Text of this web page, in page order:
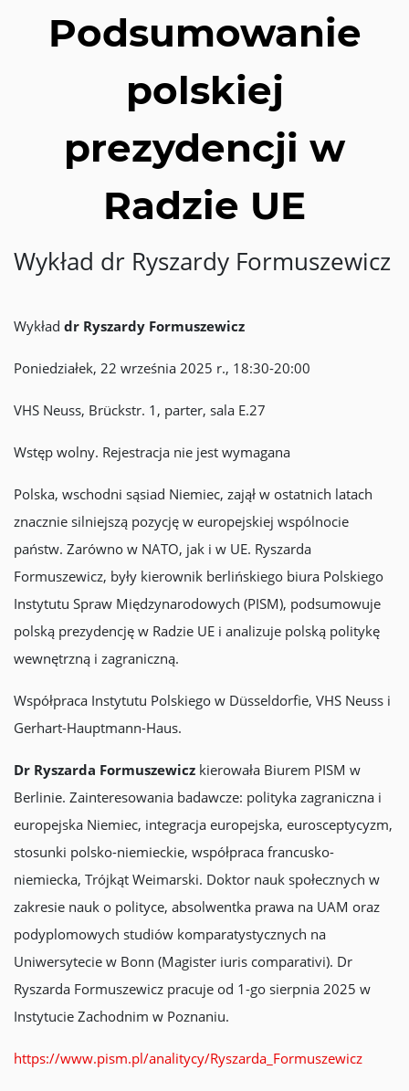
Podsumowanie
polskiej
prezydencji w
Radzie UE
Wykład dr Ryszardy Formuszewicz
Wykład dr Ryszardy Formuszewicz
Poniedziałek, 22 września 2025 r., 18:30-20:00
VHS Neuss, Brückstr. 1, parter, sala E.27
Wstęp wolny. Rejestracja nie jest wymagana
Polska, wschodni sąsiad Niemiec, zajął w ostatnich latach
znacznie silniejszą pozycję w europejskiej wspólnocie
państw. Zarówno w NATO, jak i w UE. Ryszarda
Formuszewicz, były kierownik berlińskiego biura Polskiego
Instytutu Spraw Międzynarodowych (PISM), podsumowuje
polską prezydencję w Radzie UE i analizuje polską politykę
wewnętrzną i zagraniczną.
Współpraca Instytutu Polskiego w Düsseldorfie, VHS Neuss i
Gerhart-Hauptmann-Haus.
Dr Ryszarda Formuszewicz kierowała Biurem PISM w
Berlinie. Zainteresowania badawcze: polityka zagraniczna i
europejska Niemiec, integracja europejska, eurosceptycyzm,
stosunki polsko-niemieckie, współpraca francusko-
niemiecka, Trójkąt Weimarski. Doktor nauk społecznych w
zakresie nauk o polityce, absolwentka prawa na UAM oraz
podyplomowych studiów komparatystycznych na
Uniwersytecie w Bonn (Magister iuris comparativi). Dr
Ryszarda Formuszewicz pracuje od 1-go sierpnia 2025 w
Instytucie Zachodnim w Poznaniu.
https://www.pism.pl/analitycy/Ryszarda_Formuszewicz